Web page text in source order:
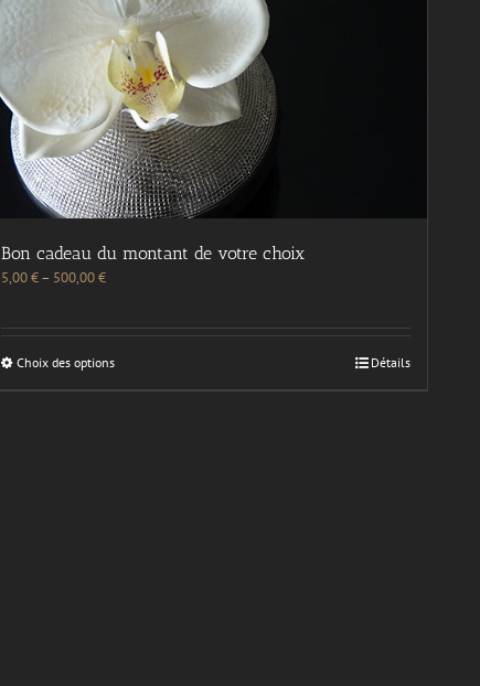
Bon cadeau du montant de votre choix
5,00€– 500,00€
Choix des options Détails